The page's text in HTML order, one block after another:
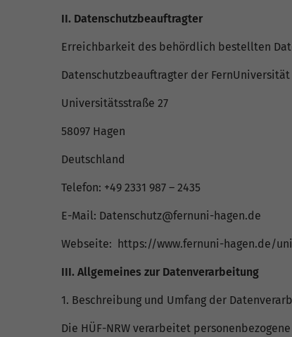
II. Datenschutzbeauftragter
Erreichbarkeit des behördlich bestellten
Datenschutzbeauftragter der FernUniversität
Universitätsstraße 27
58097 Hagen
Deutschland
Telefon: +49 2331 987 – 2435
E-Mail: Datenschutz@fernuni-hagen.de
Webseite: https://www.fernuni-hagen.de/
III. Allgemeines zur Datenverarbeitung
1. Beschreibung und Umfang der
Die HÜF-NRW verarbeitet